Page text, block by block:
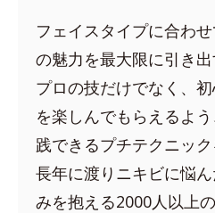
フェイスタイプに合わせ
の魅力を最大限に引き出
プロの技だけでなく、
を楽しんでもらえるよ
践できるプチテクニック
長年に渡りニキビに悩
みを抱える2000人以上